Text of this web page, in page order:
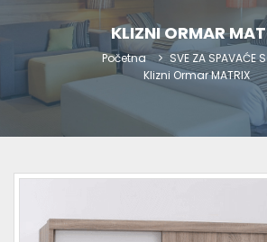
KLIZNI ORMAR
Početna
SVE ZA SPAVAĆE
Klizni Ormar MATRIX